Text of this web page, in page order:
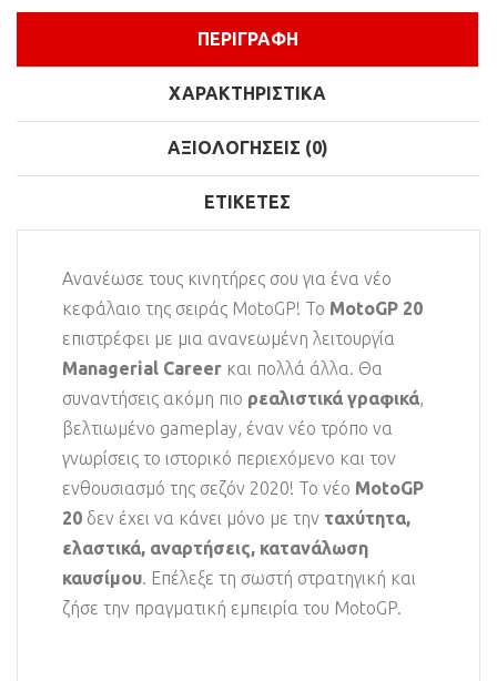
ΠΕΡΙΓΡΑΦΉ
ΧΑΡΑΚΤΗΡΙΣΤΙΚΆ
ΑΞΙΟΛΟΓΉΣΕΙΣ (0)
ΕΤΙΚΈΤΕΣ
Ανανέωσε τους κινητήρες σου για ένα νέο
κεφάλαιο της σειράς MotoGP! Το MotoGP 20
επιστρέφει με μια ανανεωμένη λειτουργία
Managerial Career και πολλά άλλα. Θα
συναντήσεις ακόμη πιο ρεαλιστικά γραφικά,
βελτιωμένο gameplay, έναν νέο τρόπο να
γνωρίσεις το ιστορικό περιεχόμενο και τον
ενθουσιασμό της σεζόν 2020! Το νέο MotoGP
20 δεν έχει να κάνει μόνο με την ταχύτητα,
ελαστικά, αναρτήσεις, κατανάλωση
καυσίμου. Επέλεξε τη σωστή στρατηγική και
ζήσε την πραγματική εμπειρία του MotoGP.